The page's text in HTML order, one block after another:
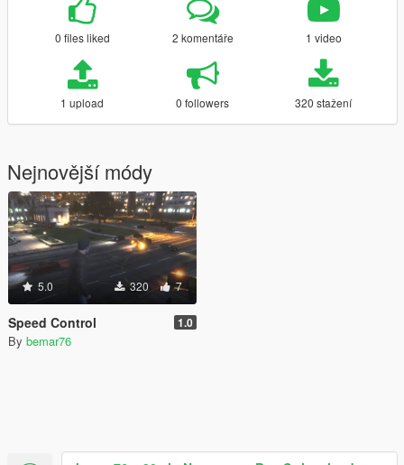
0 files liked 2 komentáře 1 video
1 upload 0 followers 320 stažení
Nejnovější módy
5.0 320 7
Speed Control 1.0
By bemar76